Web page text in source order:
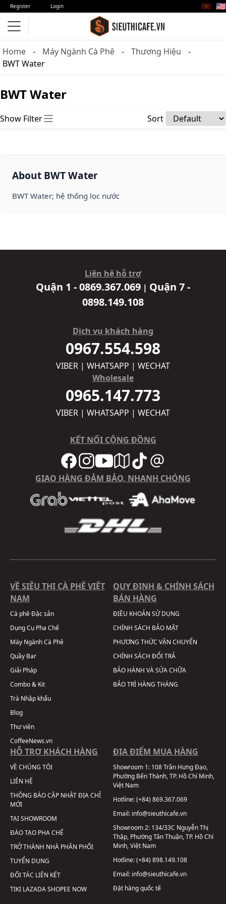
Register Login 🇻🇳 🇺🇸
Home Máy Ngành Cà Phê
Thương Hiệu
BWT Water
BWT Water
Show Filter Sort
About BWT Water
BWT Water; hệ thống lọc nước
Liên hệ hỗ trợ
Quận 1 - 0869.367.069 | Quận 7 -
0898.149.108
Dịch vụ khách hàng
0967.554.598
VIBER | WHATSAPP | WECHAT
Wholesale
0965.147.773
VIBER | WHATSAPP | WECHAT
KẾT NỐI CỘNG ĐỒNG
GIAO HÀNG ĐẢM BẢO, NHANH CHÓNG
VỀ SIÊU THỊ CÀ PHÊ VIỆT
NAM
Cà phê Đặc sản
Dụng Cụ Pha Chế
Máy Ngành Cà Phê
Quầy Bar
Giải Pháp
Combo & Kit
Trà Nhập khẩu
Blog
Thư viện
CoffeeNews.vn
QUY ĐỊNH & CHÍNH SÁCH
BÁN HÀNG
ĐIỀU KHOẢN SỬ DỤNG
CHÍNH SÁCH BẢO MẬT
PHƯƠNG THỨC VẬN CHUYỂN
CHÍNH SÁCH ĐỔI TRẢ
BẢO HÀNH VÀ SỬA CHỮA
BẢO TRÌ HÀNG THÁNG
HỖ TRỢ KHÁCH HÀNG
VỀ CHÚNG TÔI
LIÊN HỆ
THÔNG BÁO CẬP NHẬT ĐỊA CHỈ
MỚI
TẠI SHOWROOM
ĐÀO TẠO PHA CHẾ
TRỞ THÀNH NHÀ PHÂN PHỐI
TUYỂN DỤNG
ĐỐI TÁC LIÊN KẾT
TIKI LAZADASHOPEE NOW
ĐỊA ĐIỂM MUA HÀNG
Showroom 1: 108 Trần Hưng Đạo,
Phường Bến Thành, TP. Hồ Chí Minh,
Việt Nam
Hotline:(+84) 869.367.069
Email: info@sieuthicafe.vn
Showroom 2: 134/33C Nguyễn Thị
Thập, Phường Tân Thuận, TP. Hồ Chí
Minh, Việt Nam
Hotline:(+84) 898.149.108
Email: info@sieuthicafe.vn
Đặt hàng quốc tế